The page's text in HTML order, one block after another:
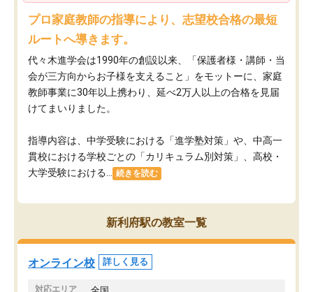
プロ家庭教師の指導により、志望校合格の最短
ルートへ導きます。
代々木進学会は1990年の創設以来、「保護者様・講師・当
会が三方向からお子様を支えること」をモットーに、家庭
教師事業に30年以上携わり、延べ2万人以上の合格を見届
けてまいりました。
指導内容は、中学受験における「進学塾対策」や、中高一
貫校における学校ごとの「カリキュラム別対策」、高校・
大学受験における...
続きを読む
新利府駅の教室一覧
オンライン校 詳しく見る
対応エリア